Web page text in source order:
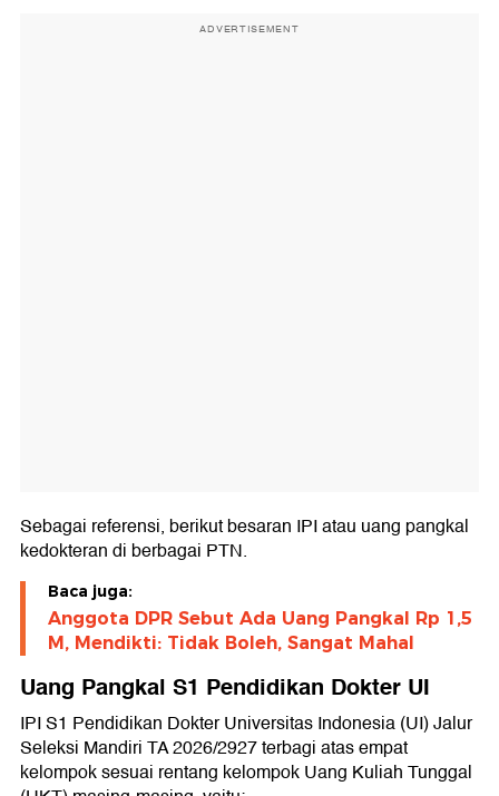
ADVERTISEMENT
Sebagai referensi, berikut besaran IPI atau uang pangkal
kedokteran di berbagai PTN.
Baca juga:
Anggota DPR Sebut Ada Uang Pangkal Rp 1,5
M, Mendikti: Tidak Boleh, Sangat Mahal
Uang Pangkal S1 Pendidikan Dokter UI
IPI S1 Pendidikan Dokter Universitas Indonesia (UI) Jalur
Seleksi Mandiri TA 2026/2927 terbagi atas empat
kelompok sesuai rentang kelompok Uang Kuliah Tunggal